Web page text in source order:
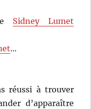
Sidney Lumet
…
réussi à trouver
d’apparaître